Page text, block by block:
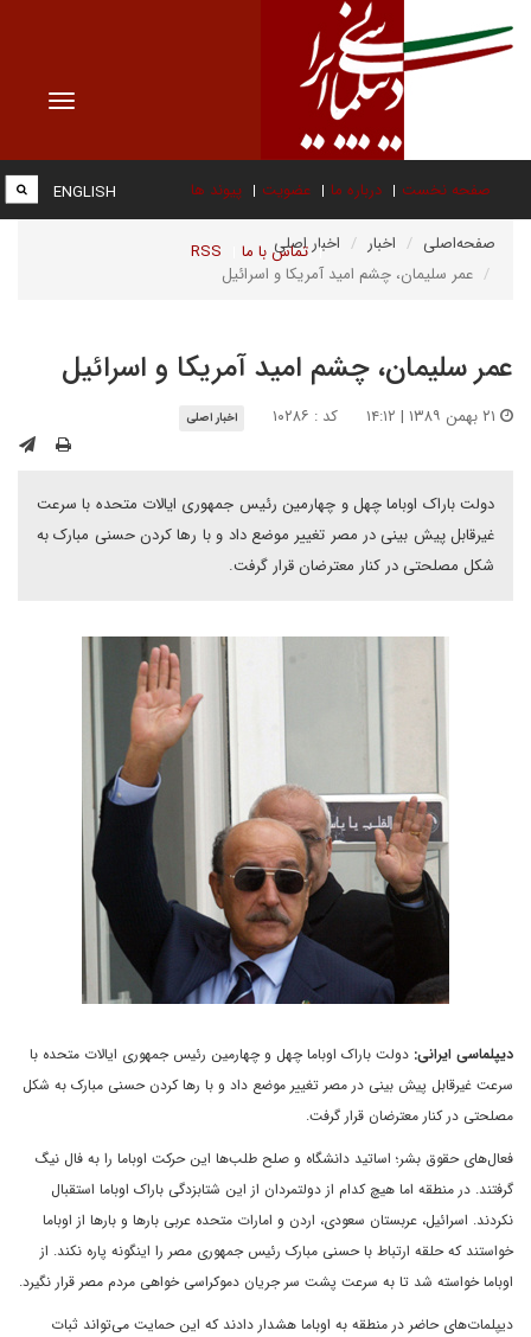
Toggle
صفحه نخست درباره ما عضویت پیوند ها
تماس با ما RSS
ENGLISH
صفحه‌اصلی اخبار
اخبار اصلی
عمر سلیمان، چشم امید آمریکا و اسرائیل
عمر سلیمان، چشم امید آمریکا و اسرائیل
کد : ۱۰۲۸۶ اخبار اصلی
دولت باراک اوباما چهل و چهارمین رئیس جمهوری ایالات متحده با سرعت
غیرقابل پیش بینی در مصر تغییر موضع داد و با رها کردن حسنی مبارک به
شکل مصلحتی در کنار معترضان قرار گرفت.
دیپلماسی ایرانی: دولت باراک اوباما چهل و چهارمین رئیس جمهوری ایالات متحده با
سرعت غیرقابل پیش بینی در مصر تغییر موضع داد و با رها کردن حسنی مبارک به شکل
مصلحتی در کنار معترضان قرار گرفت.
فعال‌‌های حقوق بشر؛ اساتید دانشگاه و صلح طلب‌‌ها این حرکت اوباما را به فال نیگ
گرفتند. در منطقه اما هیچ کدام از دولتمردان از این شتابزدگی باراک اوباما استقبال
نکردند. اسرائیل، عربستان سعودی، اردن و امارات متحده عربی بارها و بارها از اوباما
خواستند که حلقه ارتباط با حسنی مبارک رئیس جمهوری مصر را اینگونه پاره نکند. از
اوباما خواسته شد تا به سرعت پشت سر جریان دموکراسی خواهی مردم مصر قرار نگیرد.
دیپلمات‌‌های حاضر در منطقه به اوباما هشدار دادند که این حمایت می‌تواند ثبات